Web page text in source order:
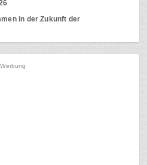
in der Zukunft der
Werbung